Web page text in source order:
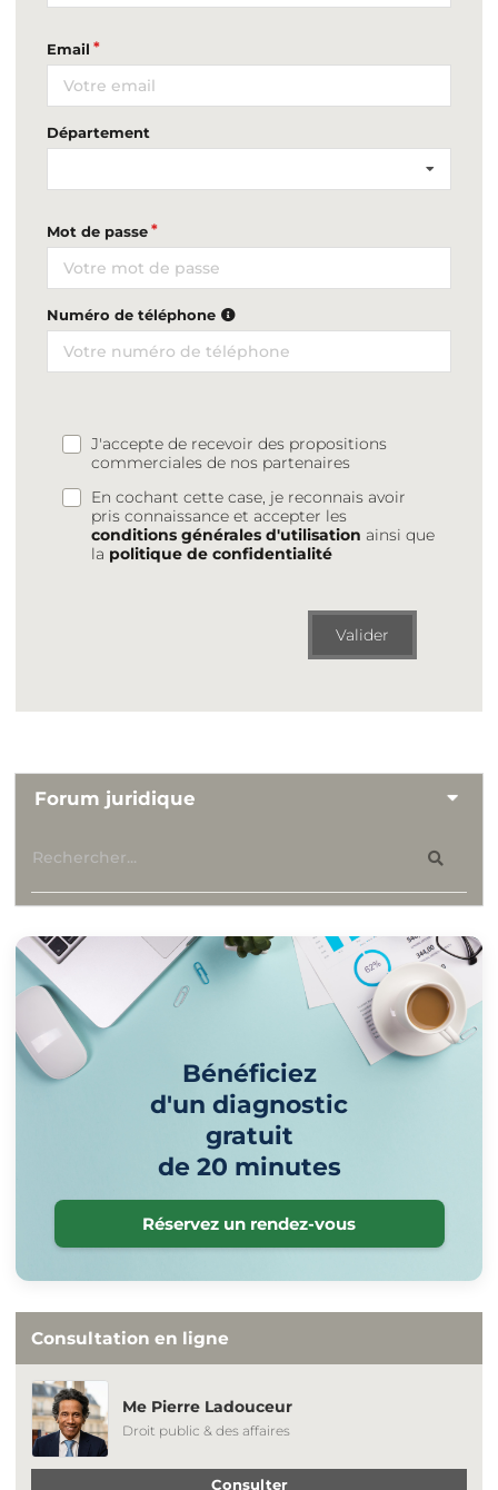
Email
Département
Mot de passe
Numéro de téléphone
J'accepte de recevoir des propositions
commerciales de nos partenaires
En cochant cette case, je reconnais avoir
pris connaissance et accepter les
conditions générales d'utilisation ainsi que
la politique de confidentialité
Valider
Forum juridique
Bénéficiez
d'un diagnostic
gratuit
de 20 minutes
Réservez un rendez-vous
Consultation en ligne
Me Pierre Ladouceur
Droit public & des affaires
Consulter